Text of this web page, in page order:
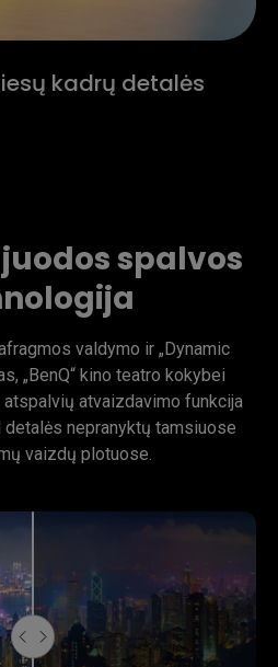
kadrų detalės
spalvos
valdymo ir „Dynamic
„BenQ“ kino teatro kokybei
atvaizdavimo funkcija
nepranyktų tamsiuose
vaizdų plotuose.